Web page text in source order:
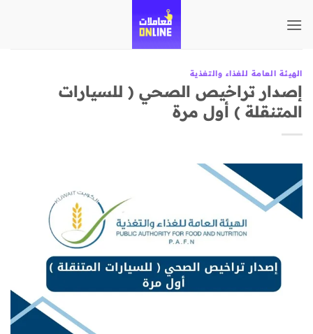
للمحتوى
الهيئة العامة للغذاء والتغذية
إصدار تراخيص الصحي ( للسيارات
المتنقلة ) أول مرة